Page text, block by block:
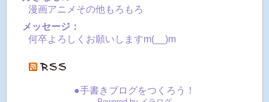
漫画アニメその他もろもろ
メッセージ：
何卒よろしくお願いしますm(__)m
●手書きブログをつくろう！